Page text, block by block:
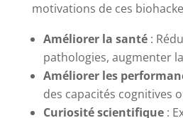
motivations de ces
Améliorer la santé:
pathologies, augmenter
Améliorer les
des capacités cognitives
Curiosité scientifique: